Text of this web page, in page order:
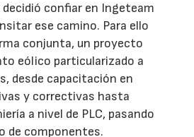
decidió confiar en Ingeteam
ese camino. Para ello
conjunta, un proyecto
eólico particularizado a
desde capacitación en
y correctivas hasta
a nivel de PLC, pasando
de componentes.